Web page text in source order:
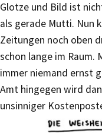
Glotze und Bild ist
als gerade Mutti. Nun
Zeitungen noch oben
schon lange im Raum.
immer niemand ernst
Amt hingegen wird
unsinniger